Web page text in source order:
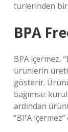
türlerinden
BPA
BPA içermez,
ürünlerin
gösterir.
bağımsız
ardından
“BPA